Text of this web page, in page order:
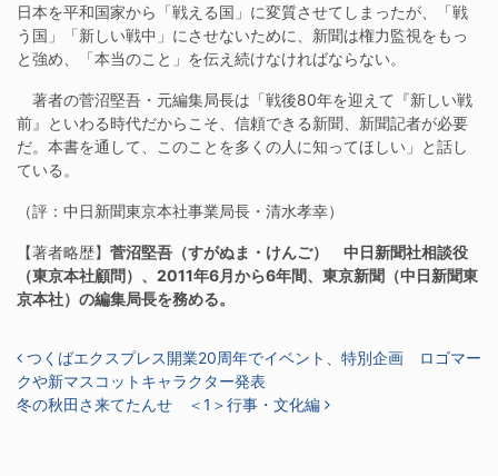
日本を平和国家から「戦える国」に変質させてしまったが、「戦
う国」「新しい戦中」にさせないために、新聞は権力監視をもっ
と強め、「本当のこと」を伝え続けなければならない。
著者の菅沼堅吾・元編集局長は「戦後80年を迎えて『新しい戦
前』といわる時代だからこそ、信頼できる新聞、新聞記者が必要
だ。本書を通して、このことを多くの人に知ってほしい」と話し
ている。
（評：中日新聞東京本社事業局長・清水孝幸）
【著者略歴】 菅沼堅吾（すがぬま・けんご） 中日新聞社相談役
（東京本社顧問）、2011年6月から6年間、東京新聞（中日新聞東
京本社）の編集局長を務める。
投稿ナビゲーション
つくばエクスプレス開業20周年でイベント、特別企画 ロゴマー
クや新マスコットキャラクター発表
冬の秋田さ来てたんせ ＜1＞行事・文化編